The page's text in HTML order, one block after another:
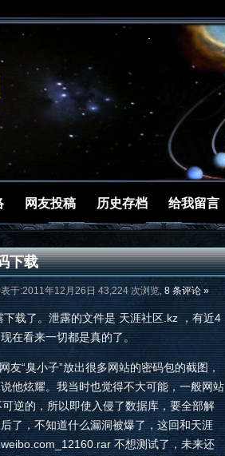
网友投稿 历史存档 给我留言
下载
于:2011年12月26日 43,224 次浏览, 8 条评论 »
载了。泄露的文件是 天涯社区.kz ，有近4
在看来一切都是真的了。
“臭小子”放出很多网站的密码包的截图，
他炫耀。我当时也觉得不大可能，一般网站
逆的，所以即使入侵了数据库，要全部解
了，不知道什么漏洞被爆了，这回和天涯
不想测试了，未来还